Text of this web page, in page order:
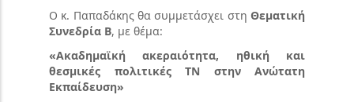
Ο κ. Παπαδάκης θα συμμετάσχει στη Θεματική
Συνεδρία Β, με θέμα:
«Ακαδημαϊκή ακεραιότητα, ηθική και
θεσμικές πολιτικές ΤΝ στην Ανώτατη
Εκπαίδευση»